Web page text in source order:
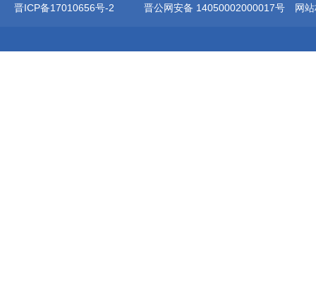
晋ICP备17010656号-2
晋公网安备 14050002000017号 网